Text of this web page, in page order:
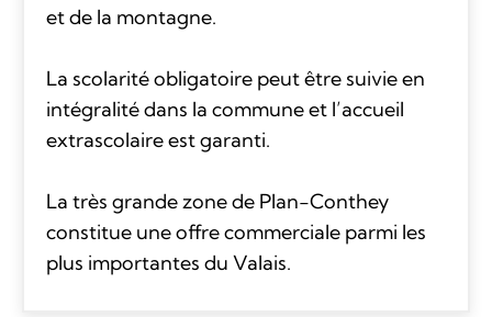
et de la montagne.
La scolarité obligatoire peut être suivie en
intégralité dans la commune et l’accueil
extrascolaire est garanti.
La très grande zone de Plan-Conthey
constitue une offre commerciale parmi les
plus importantes du Valais.